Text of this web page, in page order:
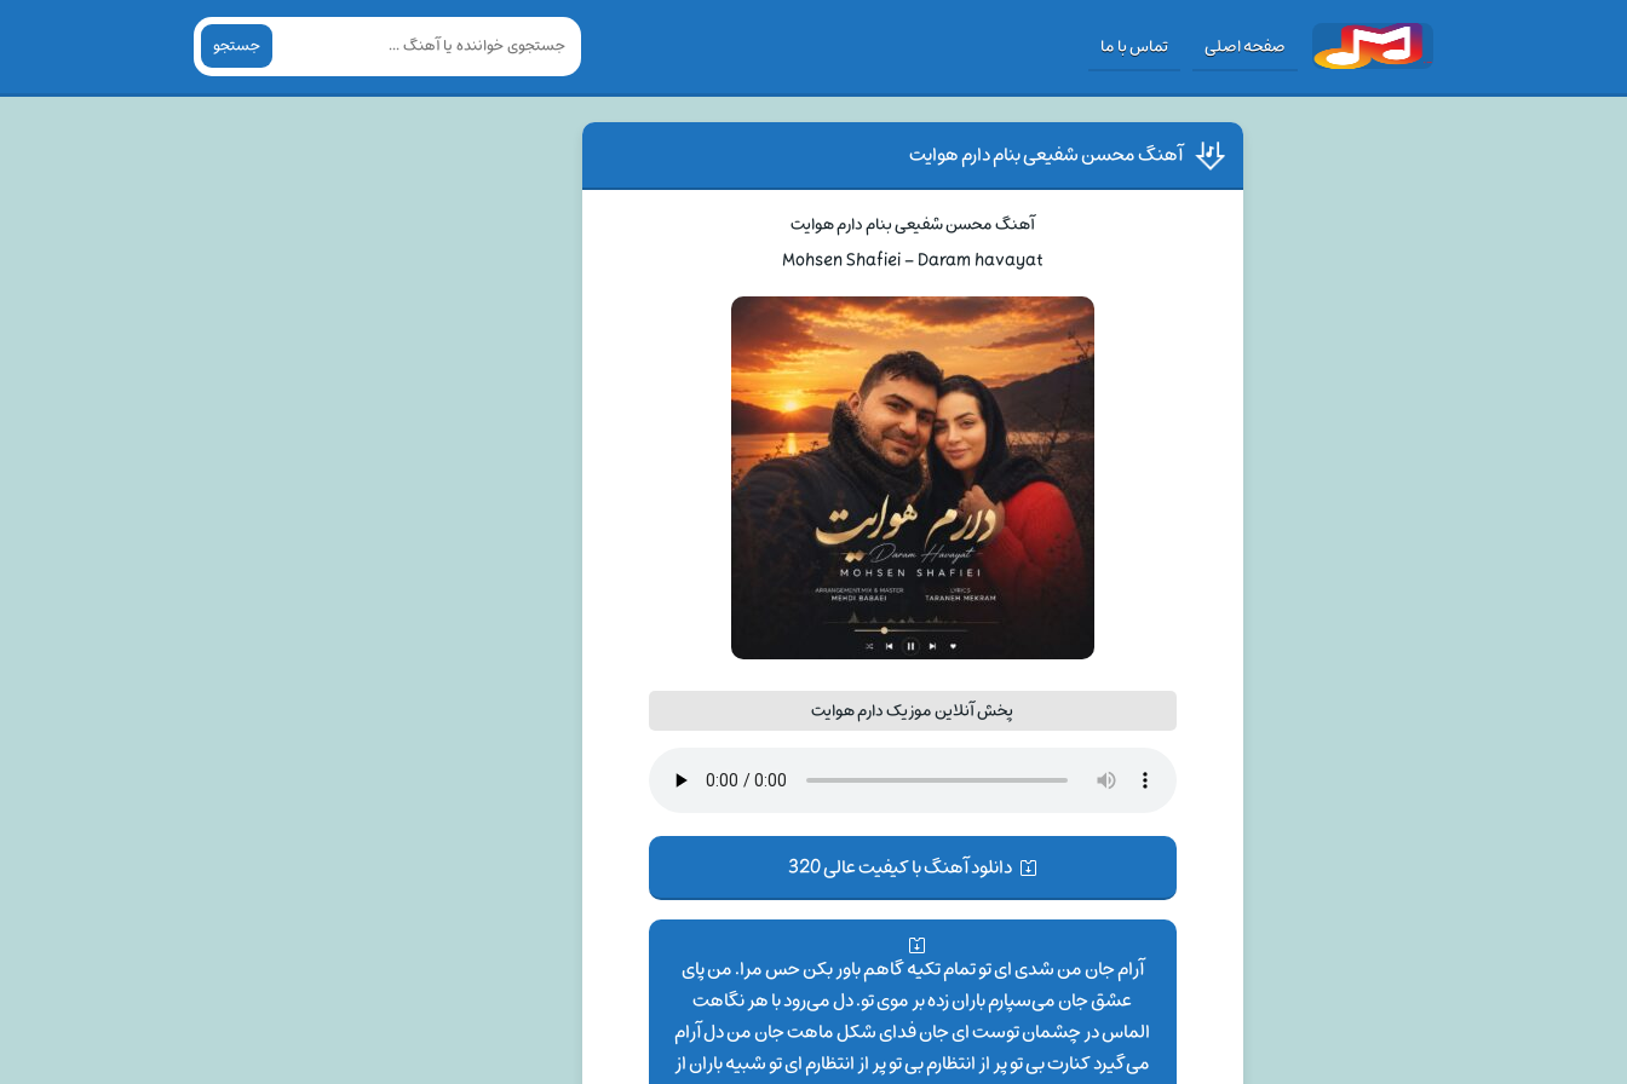
صفحه اصلی تماس با ما جستجو
آهنگ محسن شفیعی بنام دارم هوایت
آهنگ محسن شفیعی بنام دارم هوایت
Mohsen Shafiei – Daram havayat
پخش آنلاین موزیک دارم هوایت
دانلود آهنگ با کیفیت عالی 320
آرام جان من شدی ای تو تمام تکیه گاهم باور بکن حس مرا. من پای
عشق جان می‌سپارم باران زده بر موی تو. دل می‌رود با هر نگاهت
الماس در چشمان توست ای جان فدای شکل ماهت جان من دل آرام
می‌گیرد کنارت بی تو پر از انتظارم بی تو پر از انتظارم ای تو شبیه باران از